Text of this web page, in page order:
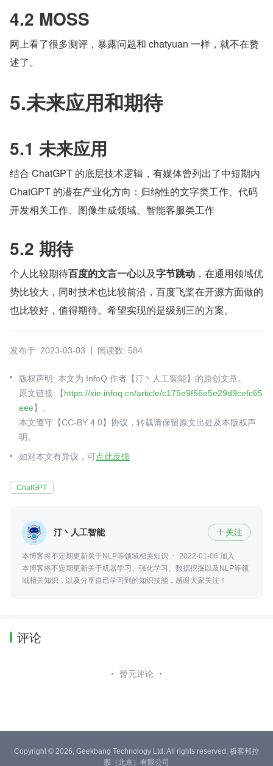
4.2 MOSS
网上看了很多测评，暴露问题和 chatyuan 一样，就不在赘
述了。
5.未来应用和期待
5.1 未来应用
结合 ChatGPT 的底层技术逻辑，有媒体曾列出了中短期内
ChatGPT 的潜在产业化方向：归纳性的文字类工作、代码
开发相关工作、图像生成领域、智能客服类工作
5.2 期待
个人比较期待百度的文言一心以及字节跳动 ，在通用领域优
势比较大，同时技术也比较前沿，百度飞桨在开源方面做的
也比较好，值得期待。希望实现的是级别三的方案。
发布于: 2023-03-03 阅读数: 584
版权声明: 本文为 InfoQ 作者【汀丶人工智能】的原创文章。
原文链接:【https://xie.infoq.cn/article/c175e9f56e5e29d9cefc65
eee】。
本文遵守【CC-BY 4.0】协议，转载请保留原文出处及本版权声
明。
如对本文有异议，可点此反馈
ChatGPT
汀丶人工智能  关注
本博客将不定期更新关于NLP等领域相关知识
2022-01-06 加入
本博客将不定期更新关于机器学习、强化学习、数据挖掘以及NLP等领
域相关知识，以及分享自己学习到的知识技能，感谢大家关注！
评论
暂无评论
Copyright © 2026, Geekbang Technology Ltd. All rights reserved. 极客邦控
股（北京）有限公司